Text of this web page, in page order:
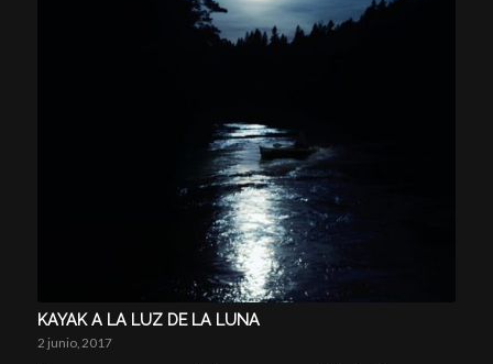
KAYAK A LA LUZ DE LA LUNA
2 junio, 2017